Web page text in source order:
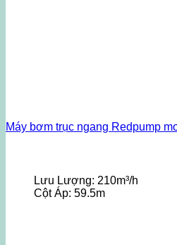
Máy bơm trục ngang Redpump
Lưu Lượng: 210m³/h
Cột Áp: 59.5m